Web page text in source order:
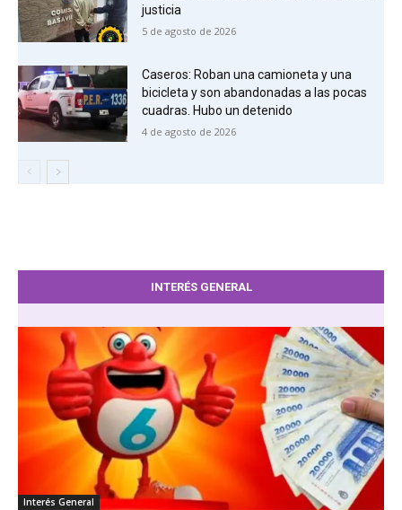
justicia
5 de agosto de 2026
Caseros: Roban una camioneta y una
bicicleta y son abandonadas a las pocas
cuadras. Hubo un detenido
4 de agosto de 2026
INTERÉS GENERAL
Interés General